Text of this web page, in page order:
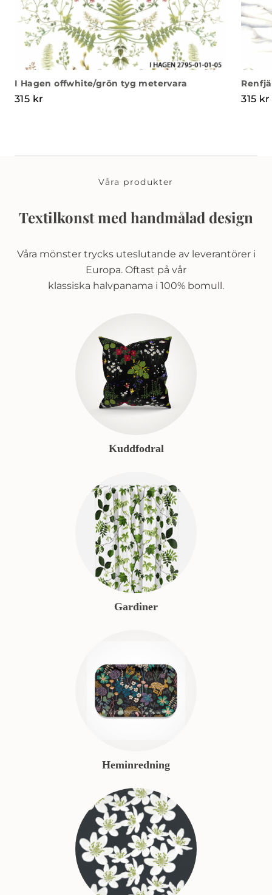
I Hagen offwhite/grön tyg metervara
315 kr 315 kr
Våra produkter
Textilkonst med handmålad design
Våra mönster trycks uteslutande av leverantörer i
Europa. Oftast på vår
klassiska halvpanama i 100% bomull.
Kuddfodral
Gardiner
Heminredning